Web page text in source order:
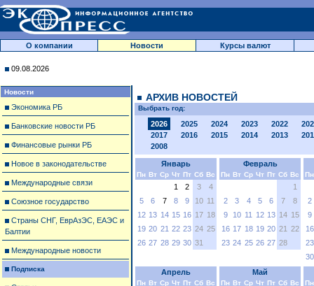
О компании Новости Курсы валют
09.08.2026
Новости
Экономика РБ
Банковские новости РБ
Финансовые рынки РБ
Новое в законодательстве
Международные связи
Союзное государство
Страны СНГ, ЕврАзЭС, ЕАЭС и
Балтии
Международные новости
Подписка
АРХИВ НОВОСТЕЙ
Выбрать год:
2026 2025 2024 2023 2022
2017
2016 2015 2014 2013
2008
Январь
Пн Вт Ср Чт Пт Сб Вс
1 2 3
4
5
6 7 8 9 10 11
12 13 14 15 16 17 18
19 20 21 22 23 24 25
26 27 28 29 30 31
Февраль
Пн Вт Ср Чт Пт Сб Вс
1
2
3 4 5 6 7
8
9
10 11 12 13 14 15
16 17 18 19 20 21 22
23 24 25 26 27 28
Пн
2
9
16
23
30
Апрель
Пн Вт Ср Чт Пт Сб Вс
Май
Пн Вт Ср Чт Пт Сб Вс Пн